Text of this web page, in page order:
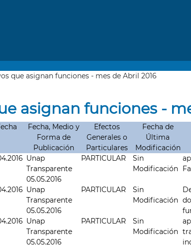
que asignan funciones - mes de Abril 2016
asignan funciones -
Fecha, Medio y
Forma de
Publicación
Efectos
Generales o
Particulares
Fecha de
Última
Modificación
Unap
Transparente
05.05.2016
PARTICULAR
Sin
Modificación
Unap
Transparente
05.05.2016
PARTICULAR
Sin
Modificación
Unap
Transparente
05.05.2016
PARTICULAR
Sin
Modificación